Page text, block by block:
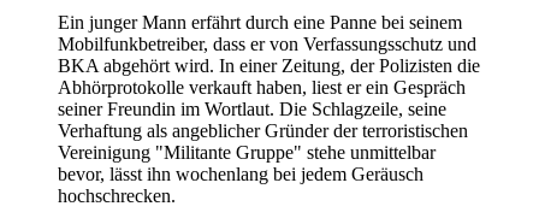
Ein junger Mann erfährt durch eine Panne bei seinem
Mobilfunkbetreiber, dass er von Verfassungsschutz und
BKA abgehört wird. In einer Zeitung, der Polizisten die
Abhörprotokolle verkauft haben, liest er ein Gespräch
seiner Freundin im Wortlaut. Die Schlagzeile, seine
Verhaftung als angeblicher Gründer der terroristischen
Vereinigung "Militante Gruppe" stehe unmittelbar
bevor, lässt ihn wochenlang bei jedem Geräusch
hochschrecken.